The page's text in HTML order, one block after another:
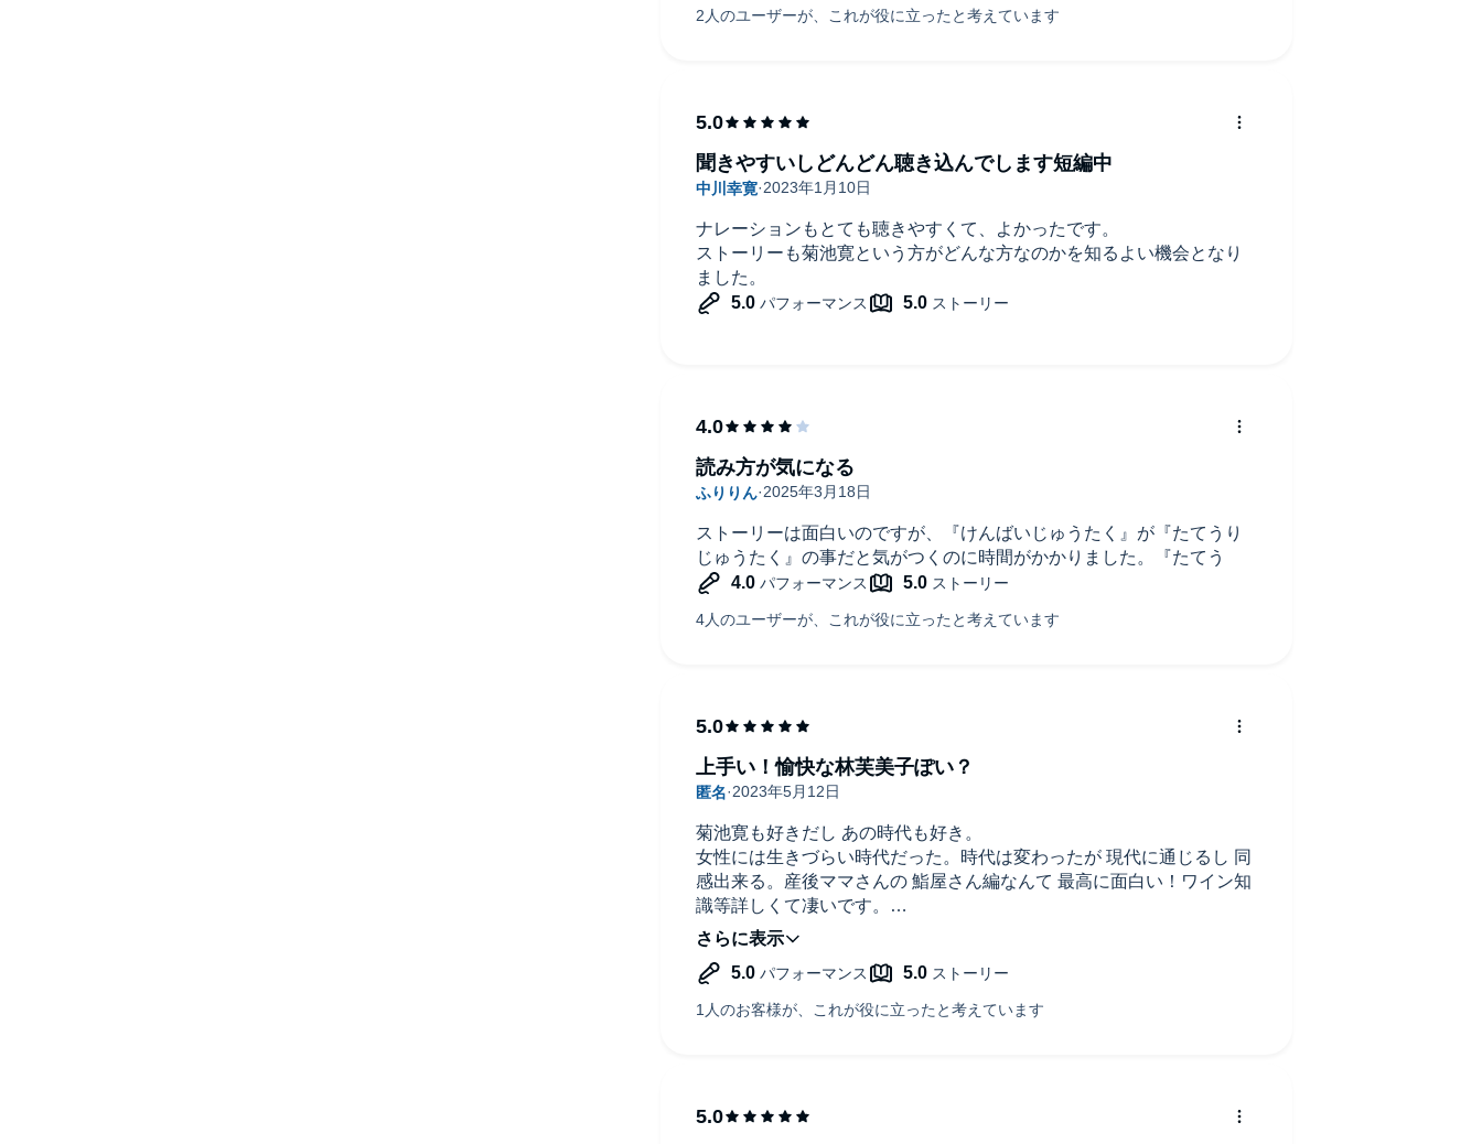
ナレーションもとても聴きやすくて、よかったです。
ストーリーも菊池寛という方がどんな方なのかを知るよい機会となり
ました。
聞きやすいしどんどん聴き込んでします短編中
ストーリーは面白いのですが、『けんばいじゅうたく』が『たてうり
じゅうたく』の事だと気がつくのに時間がかかりました。『たてう
読み方が気になる
菊池寛も好きだし あの時代も好き。
女性には生きづらい時代だった。時代は変わったが 現代に通じるし 同
感出来る。産後ママさんの 鮨屋さん編なんて 最高に面白い！ワイン知
識等詳しくて凄いです。
菊池寛を持ち上げ過ぎず 淡々と書いてあり好感持てた。
この作家さんは 女性の気持ちを書くのが上手いです。
上手い！愉快な林芙美子ぽい？